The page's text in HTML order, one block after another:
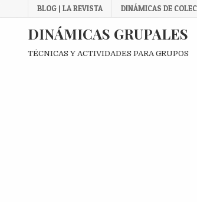
to
BLOG | LA REVISTA DINÁMICAS DE
DINÁMICAS GRUPALES
TÉCNICAS Y ACTIVIDADES PARA GRUPOS